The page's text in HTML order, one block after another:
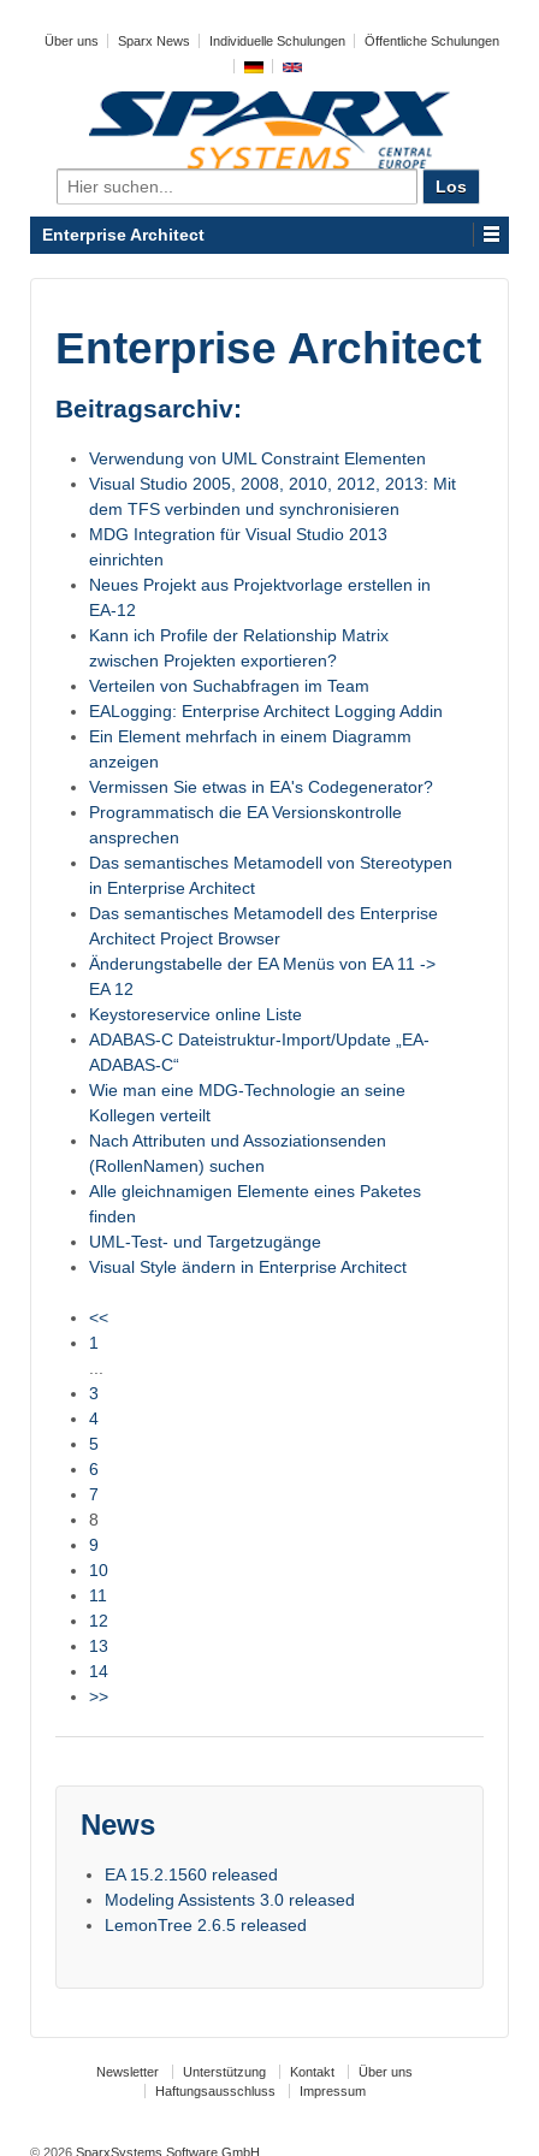
Über uns Sparx News Individuelle Schulungen Öffentliche Schulungen
Search
for:
Enterprise Architect
Enterprise Architect
Beitragsarchiv:
Verwendung von UML Constraint Elementen
Visual Studio 2005, 2008, 2010, 2012, 2013: Mit
dem TFS verbinden und synchronisieren
MDG Integration für Visual Studio 2013
einrichten
Neues Projekt aus Projektvorlage erstellen in
EA-12
Kann ich Profile der Relationship Matrix
zwischen Projekten exportieren?
Verteilen von Suchabfragen im Team
EALogging: Enterprise Architect Logging Addin
Ein Element mehrfach in einem Diagramm
anzeigen
Vermissen Sie etwas in EA's Codegenerator?
Programmatisch die EA Versionskontrolle
ansprechen
Das semantisches Metamodell von Stereotypen
in Enterprise Architect
Das semantisches Metamodell des Enterprise
Architect Project Browser
Änderungstabelle der EA Menüs von EA 11 ->
EA 12
Keystoreservice online Liste
ADABAS-C Dateistruktur-Import/Update „EA-
ADABAS-C“
Wie man eine MDG-Technologie an seine
Kollegen verteilt
Nach Attributen und Assoziationsenden
(RollenNamen) suchen
Alle gleichnamigen Elemente eines Paketes
finden
UML-Test- und Targetzugänge
Visual Style ändern in Enterprise Architect
<<
1
3
4
5
6
7
8
9
10
11
12
13
14
>>
News
EA 15.2.1560 released
Modeling Assistents 3.0 released
LemonTree 2.6.5 released
Newsletter Unterstützung Kontakt
Über uns
Haftungsausschluss
Impressum
© 2026 SparxSystems Software GmbH